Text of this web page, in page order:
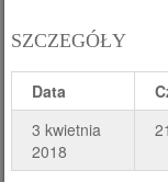
SZCZEGÓŁY
Data
3 kwietnia
2018